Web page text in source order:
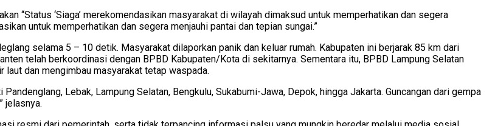
“Status ‘Siaga’ merekomendasikan masyarakat di wilayah dimaksud untuk memperhatikan dan segera
untuk memperhatikan dan segera menjauhi pantai dan tepian sungai.”
selama 5 – 10 detik. Masyarakat dilaporkan panik dan keluar rumah. Kabupaten ini berjarak 85 km dari
telah berkoordinasi dengan BPBD Kabupaten/Kota di sekitarnya. Sementara itu, BPBD Lampung Selatan
laut dan mengimbau masyarakat tetap waspada.
Lebak, Lampung Selatan, Bengkulu, Sukabumi-Jawa, Depok, hingga Jakarta. Guncangan dari gempa
jelasnya.